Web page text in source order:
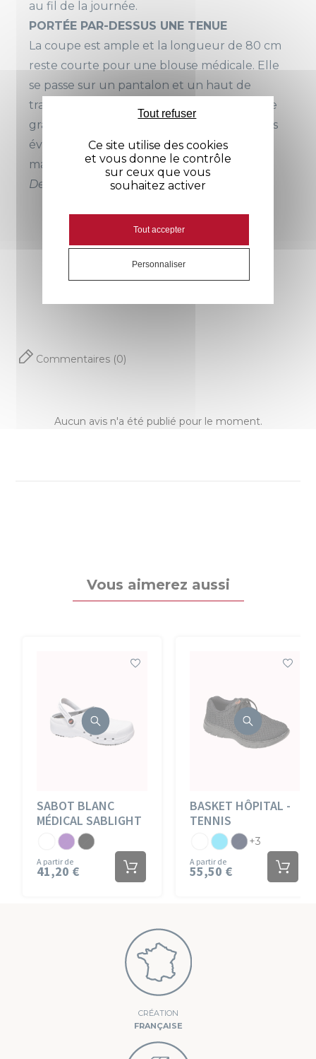
au fil de la journée.
PORTÉE PAR-DESSUS UNE TENUE
La coupe est ample et la longueur de 80 cm
reste courte pour une blouse médicale. Elle
se passe sur un pantalon et un haut de
travail sans compresser, et se retire aussi vite
grâce aux pressions inox. Les fentes latérales
évitent que le vêtement tire quand vous
marchez ou vous asseyez.
Dessinée en France, cousu en Tunisie.
Avis
Commentaires (0)
Aucun avis n'a été publié pour le moment.
Vous aimerez aussi
SABOT BLANC
MÉDICAL SABLIGHT
A partir de
41,20 €
BlancViolineNoir
BASKET HÔPITAL -
TENNIS
A partir de
55,50 €
BlancAtoll Marine
+3
CRÉATION
FRANÇAISE
Ce site utilise des cookies
et vous donne le contrôle
sur ceux que vous
souhaitez activer
Tout accepter
Tout refuser
Personnaliser